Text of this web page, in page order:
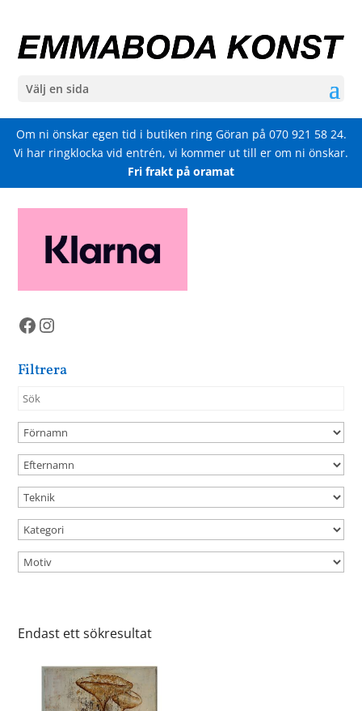
Välj en sida
Om ni önskar egen tid i butiken ring Göran på 070 921 58 24.
Vi har ringklocka vid entrén, vi kommer ut till er om ni önskar.
Fri frakt på oramat
Facebook
Instagram
Filtrera
Endast ett sökresultat